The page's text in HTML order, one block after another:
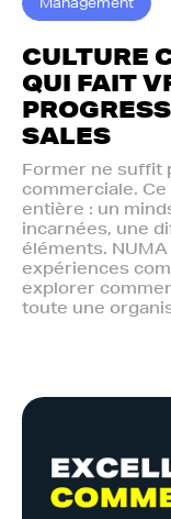
CULTURE
QUI FAIT
SALES
Former ne suffit
commerciale.
entière : un
incarnées, une
éléments.
expériences
explorer
toute une